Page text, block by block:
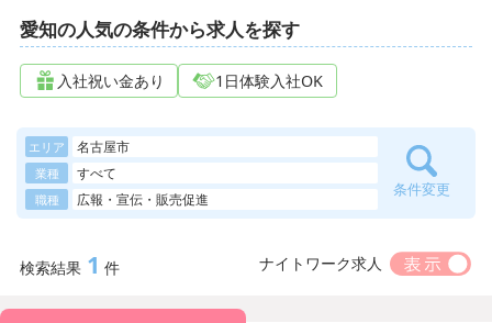
愛知の人気の条件から求人を探す
入社祝い金あり 1日体験入社OK
エリア 名古屋市
業種 すべて
職種 広報・宣伝・販売促進 条件変更
検索結果 1 件 ナイトワーク求人